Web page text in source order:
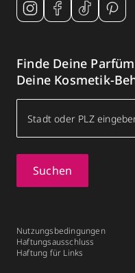
Finde Deine
Deine Kosmetik-
Suchen
Nutzungsbedingungen
Haftungsausschluss
Haftung für Links